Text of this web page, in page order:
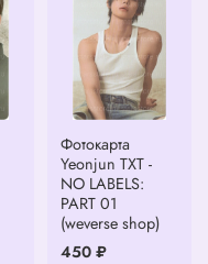
Фотокарта
Yeonjun TXT -
NO LABELS:
PART 01
(weverse shop)
450 ₽